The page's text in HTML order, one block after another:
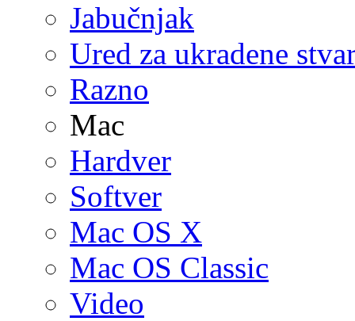
Jabučnjak
Ured za ukradene
Razno
Mac
Hardver
Softver
Mac OS X
Mac OS Classic
Video